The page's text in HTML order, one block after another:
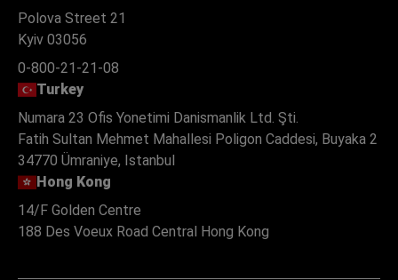
Polova Street 21
Kyiv 03056
0-800-21-21-08
Turkey
Numara 23 Ofis Yonetimi Danismanlik Ltd. Şti.
Fatih Sultan Mehmet Mahallesi Poligon Caddesi, Buyaka 2
34770 Ümraniye, Istanbul
Hong Kong
14/F Golden Centre
188 Des Voeux Road Central Hong Kong